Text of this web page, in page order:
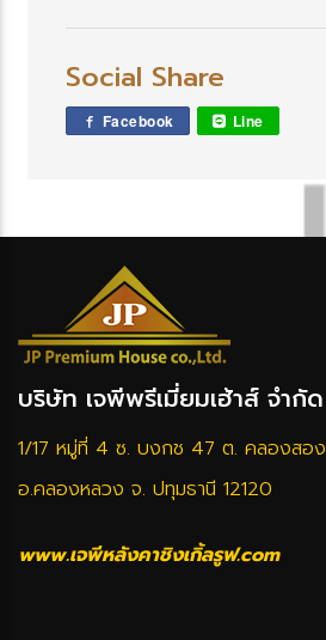
Social Share
Facebook Line
บริษัท เจพีพรีเมี่ยมเฮ้าส์ จำกัด
1/17 หมู่ที่ 4 ซ. บงกช 47 ต. คลองสอง
อ.คลองหลวง จ. ปทุมธานี 12120
www.เจพีหลังคาชิงเกิ้ลรูฟ.com